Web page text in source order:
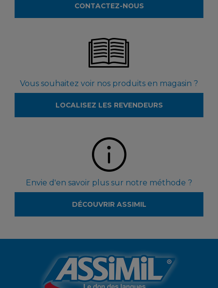
CONTACTEZ-NOUS
Vous souhaitez voir nos produits en magasin ?
LOCALISEZ LES REVENDEURS
Envie d'en savoir plus sur notre méthode ?
DÉCOUVRIR ASSIMIL